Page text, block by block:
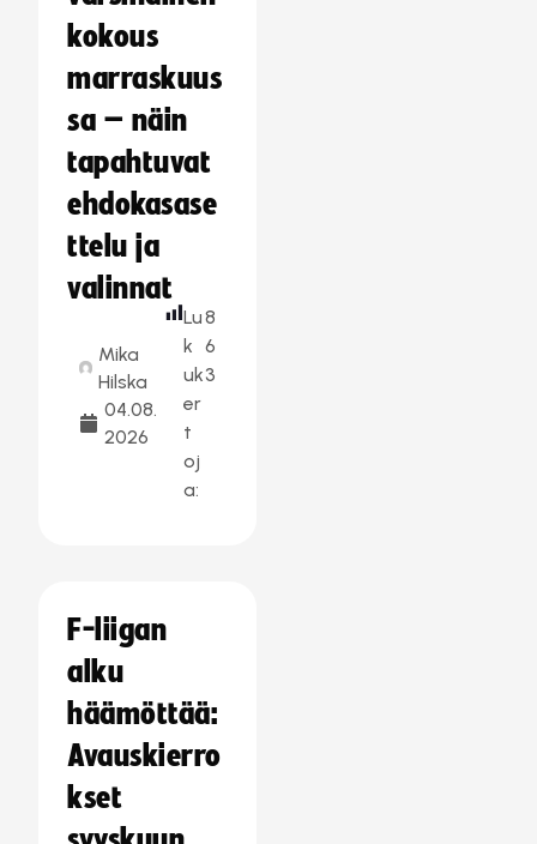
kokous
marraskuus
sa – näin
tapahtuvat
ehdokasase
ttelu ja
valinnat
Mika
Hilska
04.08.
2026
Lu
k
uk
er
t
oj
a:
8
6
3
F-liigan
alku
häämöttää:
Avauskierro
kset